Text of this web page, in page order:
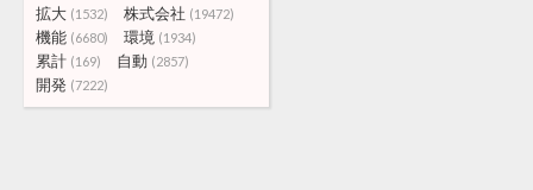
拡大 (1532) 株式会社 (19472)
機能 (6680) 環境 (1934)
累計 (169) 自動 (2857)
開発 (7222)